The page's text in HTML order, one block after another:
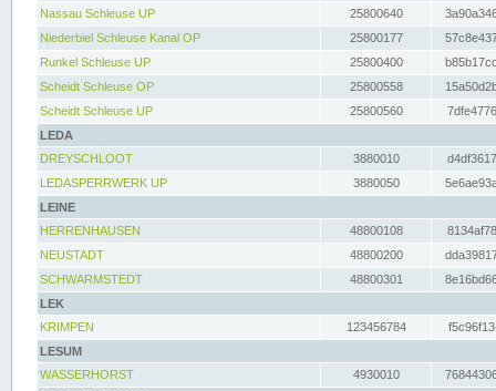
Nassau Schleuse UP
25800640
Niederbiel Schleuse Kanal OP
25800177
Runkel Schleuse UP
25800400
Scheidt Schleuse OP
25800558
Scheidt Schleuse UP
25800560
LEDA
DREYSCHLOOT
3880010
LEDASPERRWERK UP
3880050
LEINE
HERRENHAUSEN
48800108
NEUSTADT
48800200
SCHWARMSTEDT
48800301
LEK
KRIMPEN
123456784
LESUM
WASSERHORST
4930010